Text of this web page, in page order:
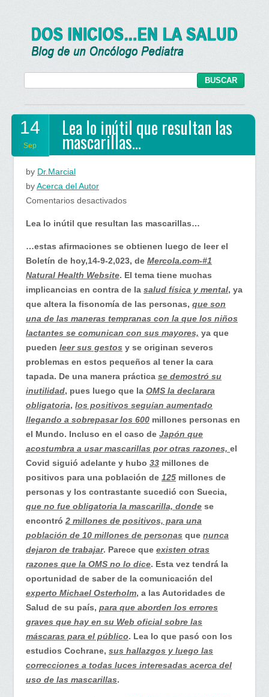
14
Sep
Lea lo inútil que resultan las
mascarillas…
by Dr.Marcial
byAcerca del Autor
Comentarios desactivadosen
lo
inútil
que
resultan
las
mascarillas…
Lea lo inútil que resultan las mascarillas…
…estas afirmaciones se obtienen luego de leer el
Boletín de hoy,14-9-2,023, de Mercola.com-#1
Natural Health Website. El tema tiene muchas
implicancias en contra de la salud física y mental, ya
que altera la fisonomía de las personas, que son
una de las maneras tempranas con la que los niños
lactantes se comunican con sus mayores, ya que
pueden leer sus gestos y se originan severos
problemas en estos pequeños al tener la cara
tapada. De una manera práctica se demostró su
inutilidad, pues luego que la OMS la declarara
obligatoria, los positivos seguían aumentado
llegando a sobrepasar los 600 millones personas en
el Mundo. Incluso en el caso de Japón que
acostumbra a usar mascarillas por otras razones, el
Covid siguió adelante y hubo 33 millones de
positivos para una población de 125 millones de
personas y los contrastante sucedió con Suecia,
que no fue obligatoria la mascarilla, donde se
encontró 2 millones de positivos, para una
población de 10 millones de personas que nunca
dejaron de trabajar. Parece que existen otras
razones que la OMS no lo dice. Esta vez tendrá la
oportunidad de saber de la comunicación del
experto Michael Osterholm, a las Autoridades de
Salud de su país, para que aborden los errores
graves que hay en su Web oficial sobre las
máscaras para el público. Lea lo que pasó con los
estudios Cochrane, sus hallazgos y luego las
correcciones a todas luces interesadas acerca del
uso de las mascarillas.